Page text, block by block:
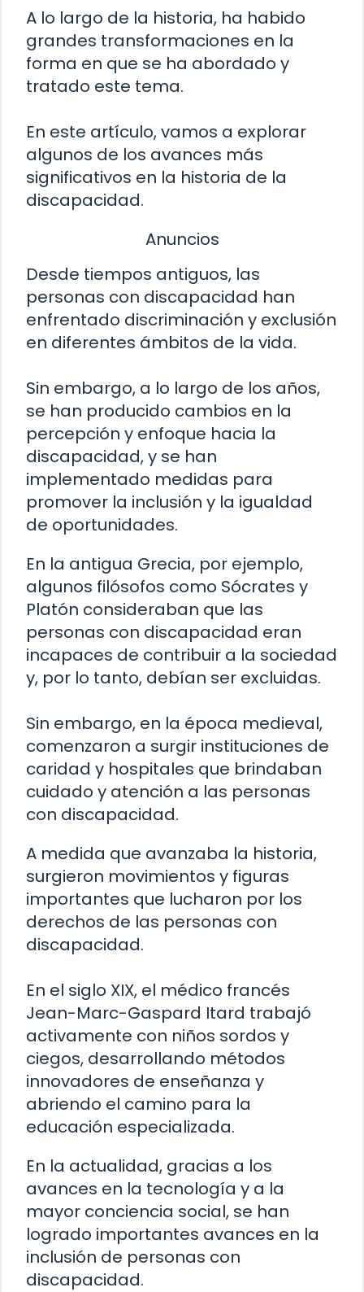
A lo largo de la historia, ha habido
grandes transformaciones en la
forma en que se ha abordado y
tratado este tema.
En este artículo, vamos a explorar
algunos de los avances más
significativos en la historia de la
discapacidad.
Anuncios
Desde tiempos antiguos, las
personas con discapacidad han
enfrentado discriminación y exclusión
en diferentes ámbitos de la vida.
Sin embargo, a lo largo de los años,
se han producido cambios en la
percepción y enfoque hacia la
discapacidad, y se han
implementado medidas para
promover la inclusión y la igualdad
de oportunidades.
En la antigua Grecia, por ejemplo,
algunos filósofos como Sócrates y
Platón consideraban que las
personas con discapacidad eran
incapaces de contribuir a la sociedad
y, por lo tanto, debían ser excluidas.
Sin embargo, en la época medieval,
comenzaron a surgir instituciones de
caridad y hospitales que brindaban
cuidado y atención a las personas
con discapacidad.
A medida que avanzaba la historia,
surgieron movimientos y figuras
importantes que lucharon por los
derechos de las personas con
discapacidad.
En el siglo XIX, el médico francés
Jean-Marc-Gaspard Itard trabajó
activamente con niños sordos y
ciegos, desarrollando métodos
innovadores de enseñanza y
abriendo el camino para la
educación especializada.
En la actualidad, gracias a los
avances en la tecnología y a la
mayor conciencia social, se han
logrado importantes avances en la
inclusión de personas con
discapacidad.